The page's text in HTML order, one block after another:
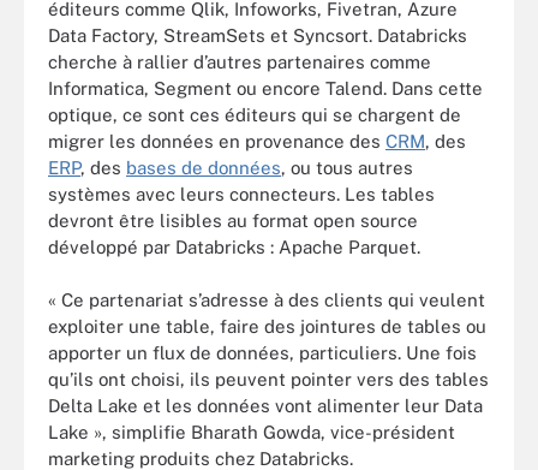
éditeurs comme Qlik, Infoworks, Fivetran, Azure
Data Factory, StreamSets et Syncsort. Databricks
cherche à rallier d’autres partenaires comme
Informatica, Segment ou encore Talend. Dans cette
optique, ce sont ces éditeurs qui se chargent de
migrer les données en provenance des CRM, des
ERP, des bases de données, ou tous autres
systèmes avec leurs connecteurs. Les tables
devront être lisibles au format open source
développé par Databricks : Apache Parquet.
« Ce partenariat s’adresse à des clients qui veulent
exploiter une table, faire des jointures de tables ou
apporter un flux de données, particuliers. Une fois
qu’ils ont choisi, ils peuvent pointer vers des tables
Delta Lake et les données vont alimenter leur Data
Lake », simplifie Bharath Gowda, vice-président
marketing produits chez Databricks.